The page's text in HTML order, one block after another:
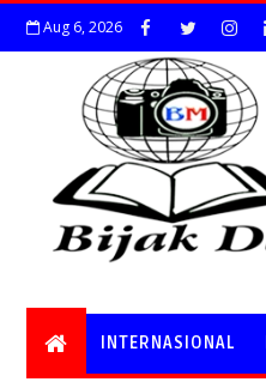
Aug 6, 2026
INTERNASIONAL